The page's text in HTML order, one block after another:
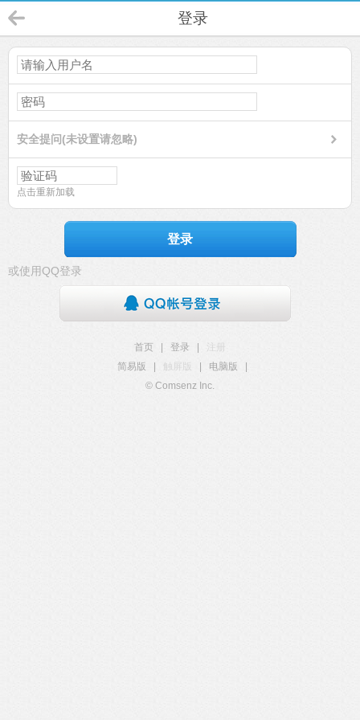
登录
安全提问(未设置请忽略)
点击重新加载
登录
或使用QQ登录
首页 登录
注册
简易版
触屏版 电脑版
© Comsenz Inc.